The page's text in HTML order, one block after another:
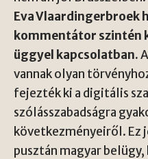
Eva Vlaardingerbroek
kommentátor szintén
üggyel kapcsolatban.
vannak olyan
fejezték ki a digitális
szólásszabadságra
következményeiről. Ez
pusztán magyar belügy,